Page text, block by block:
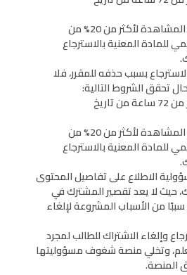
عدم الاطلاع أو المشاهدة لأكثر من 20% من
للمادة المعنية بالاسترجاع
بسبب حذفه للمقرر، فلا
تحقق الشروط التالية:
عدم مضي أكثر من 72 ساعة من تاريخ
عدم الاطلاع أو المشاهدة لأكثر من 20% من
للمادة المعنية بالاسترجاع
الاطلاع على تفاصيل المحتوى
حيث لا يعد تقصير المشترك في
من الأسباب المشروعة لإلغاء
وإلغاء الاشتراك للطالب لمجرد
وتخلي منصة شغوف مسؤوليتها
المنصة.